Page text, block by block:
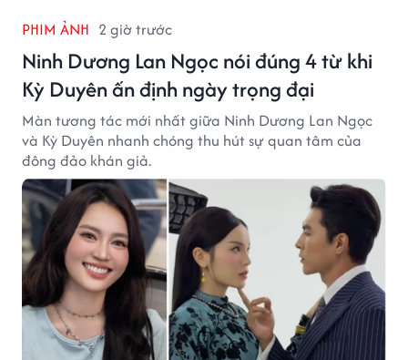
PHIM ẢNH 2 giờ trước
Ninh Dương Lan Ngọc nói đúng 4 từ khi
Kỳ Duyên ấn định ngày trọng đại
Màn tương tác mới nhất giữa Ninh Dương Lan Ngọc
và Kỳ Duyên nhanh chóng thu hút sự quan tâm của
đông đảo khán giả.